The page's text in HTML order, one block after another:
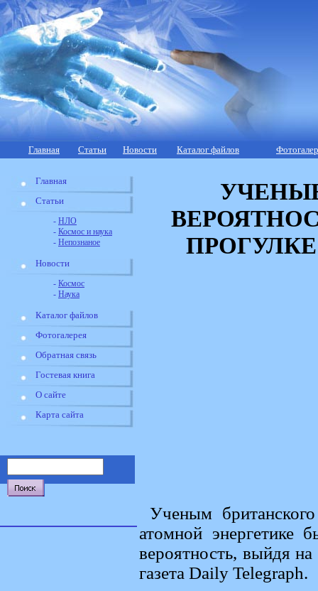
Главная Статьи Новости Каталог файлов
Главная
Статьи
- НЛО
- Космос и наука
- Непознаное
Новости
- Космос
- Наука
Каталог файлов
Фотогалерея
Обратная связь
Гостевая книга
О сайте
Карта сайта
Ученым британского
атомной энергетике
вероятность, выйдя
газета Daily Telegraph.